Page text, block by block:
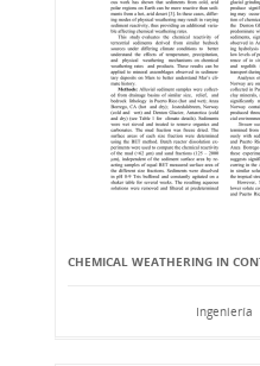
CHEMICAL WEATHERING IN
Ingeniería